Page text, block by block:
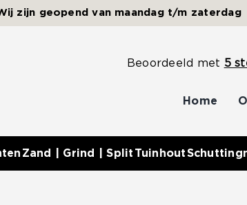
zijn geopend van maandag t/m zaterdag
Beoordeeld met 5
Home
Zand | Grind | Split Tuinhout